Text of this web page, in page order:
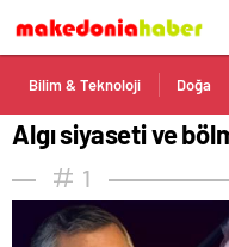
Bilim & Teknoloji Doğa
Algı siyaseti ve
1